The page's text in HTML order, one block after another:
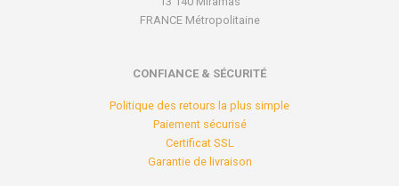
FRANCE Métropolitaine
CONFIANCE & SÉCURITÉ
Politique des retours la plus simple
Paiement sécurisé
Certificat SSL
Garantie de livraison